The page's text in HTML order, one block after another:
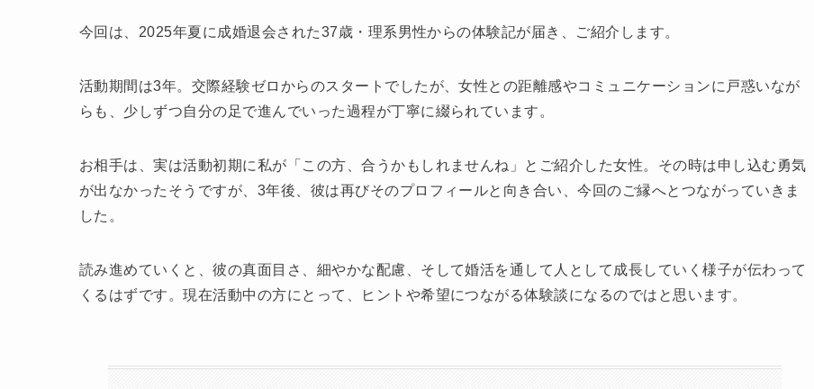
今回は、2025年夏に成婚退会された37歳・理系男性からの体験記が届き、ご紹介します。
活動期間は3年。交際経験ゼロからのスタートでしたが、女性との距離感やコミュニケーションに戸惑いなが
らも、少しずつ自分の足で進んでいった過程が丁寧に綴られています。
お相手は、実は活動初期に私が「この方、合うかもしれませんね」とご紹介した女性。その時は申し込む勇気
が出なかったそうですが、3年後、彼は再びそのプロフィールと向き合い、今回のご縁へとつながっていきま
した。
読み進めていくと、彼の真面目さ、細やかな配慮、そして婚活を通して人として成長していく様子が伝わって
くるはずです。現在活動中の方にとって、ヒントや希望につながる体験談になるのではと思います。